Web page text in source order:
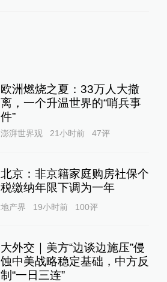
欧洲燃烧之夏：33万人大撤
离，一个升温世界的“哨兵事
件”
澎湃世界观 21小时前 47评
北京：非京籍家庭购房社保个
税缴纳年限下调为一年
地产界 19小时前 100评
大外交｜美方“边谈边施压”侵
蚀中美战略稳定基础，中方反
制“一日三连”